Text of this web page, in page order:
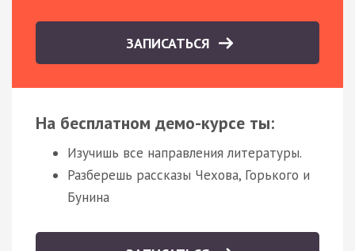
ЗАПИСАТЬСЯ
На бесплатном демо-курсе ты:
Изучишь все направления литературы.
Разберешь рассказы Чехова, Горького и
Бунина